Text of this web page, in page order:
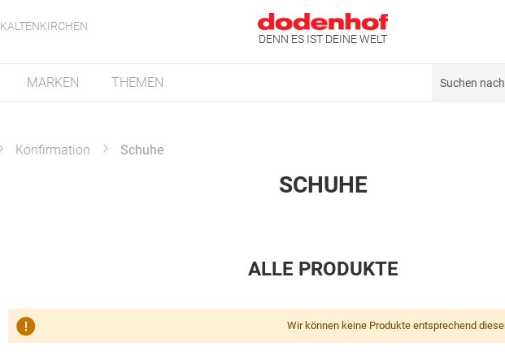
KALTENKIRCHEN
DENN ES IST DEINE WELT
MARKEN THEMEN
Konfirmation Schuhe
SCHUHE
ALLE PRODUKTE
Wir können keine Produkte entsprechend